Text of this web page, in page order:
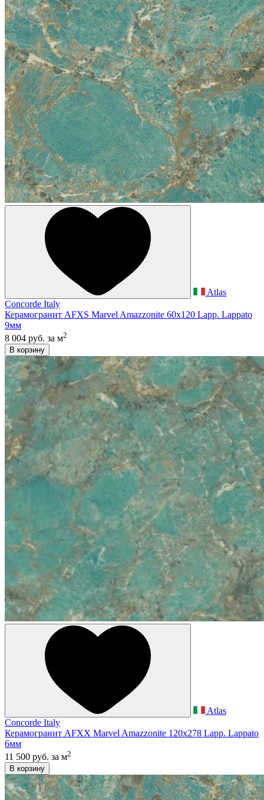
Atlas
Concorde Italy
Керамогранит AFXS Marvel Amazzonite 60x120 Lapp. Lappato
9мм
8 004 руб. за м2
В корзину
Atlas
Concorde Italy
Керамогранит AFXX Marvel Amazzonite 120x278 Lapp. Lappato
6мм
11 500 руб. за м2
В корзину